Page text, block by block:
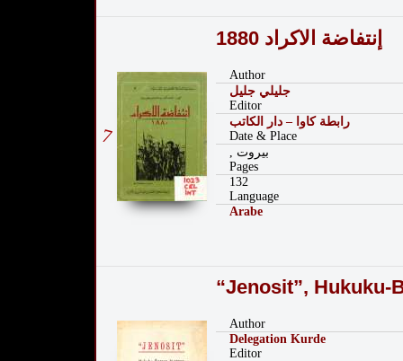
7
إنتفاضة الاكراد 1880
Author
جليلي جليل
Editor
رابطة كاوا – دار الكاتب
Date & Place
, بيروت
Pages
132
Language
Arabe
“Jenosit”, Hukuku-
Author
Delegation Kurde
Editor